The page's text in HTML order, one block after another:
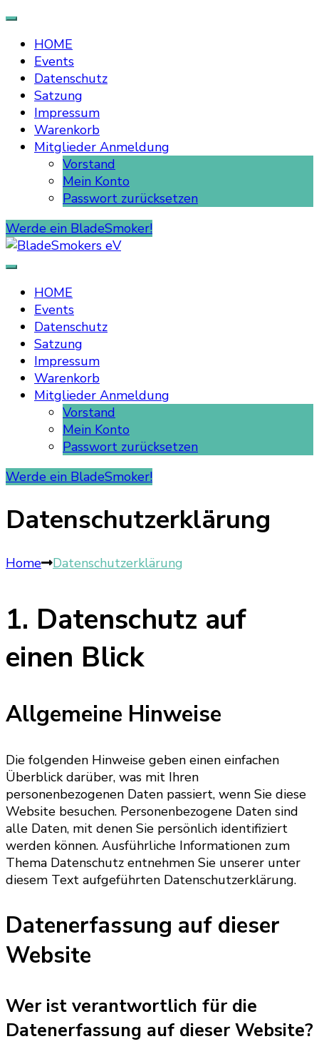
HOME
Events
Datenschutz
Satzung
Impressum
Warenkorb
Mitglieder Anmeldung
Vorstand
Mein Konto
Passwort zurücksetzen
Werde ein BladeSmoker!
BladeSmokers eV
HOME
Events
Datenschutz
Satzung
Impressum
Warenkorb
Mitglieder Anmeldung
Vorstand
Mein Konto
Passwort zurücksetzen
Werde ein BladeSmoker!
Datenschutzerklärung
Home Datenschutzerklärung
1. Datenschutz auf
einen Blick
Allgemeine Hinweise
Die folgenden Hinweise geben einen einfachen
Überblick darüber, was mit Ihren
personenbezogenen Daten passiert, wenn Sie diese
Website besuchen. Personenbezogene Daten sind
alle Daten, mit denen Sie persönlich identifiziert
werden können. Ausführliche Informationen zum
Thema Datenschutz entnehmen Sie unserer unter
diesem Text aufgeführten Datenschutzerklärung.
Datenerfassung auf dieser
Website
Wer ist verantwortlich für die
Datenerfassung auf dieser Website?